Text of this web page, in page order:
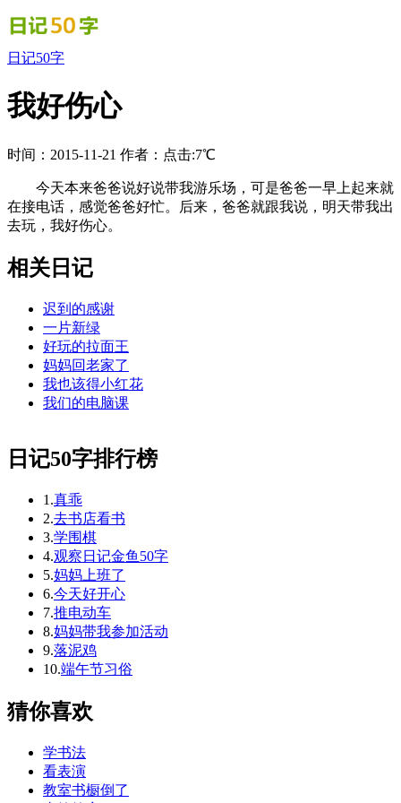
日记50字
我好伤心
时间：2015-11-21 作者： 点击:7℃
今天本来爸爸说好说带我游乐场，可是爸爸一早上起来就
在接电话，感觉爸爸好忙。后来，爸爸就跟我说，明天带我出
去玩，我好伤心。
相关日记
迟到的感谢
一片新绿
好玩的拉面王
妈妈回老家了
我也该得小红花
我们的电脑课
日记50字排行榜
1.真乖
2.去书店看书
3.学围棋
4.观察日记金鱼50字
5.妈妈上班了
6.今天好开心
7.推电动车
8.妈妈带我参加活动
9.落泥鸡
10.端午节习俗
猜你喜欢
学书法
看表演
教室书橱倒了